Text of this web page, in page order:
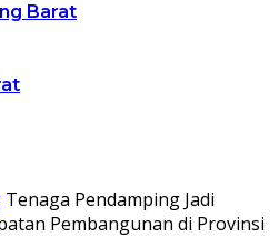
Barat
Tenaga Pendamping Jadi
Pembangunan di Provinsi